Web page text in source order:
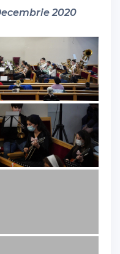
2020